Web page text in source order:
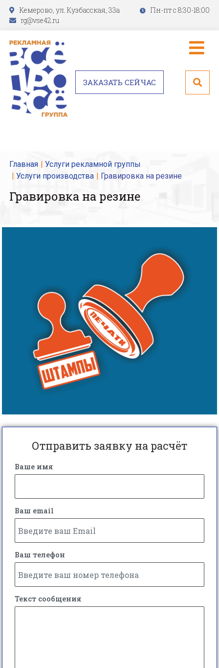
Кемерово, ул. Кузбасская, 33а
Пн-пт с 8:30-18:00
rg@vse42.ru
ЗАКАЗАТЬ СЕЙЧАС
Главная
Услуги рекламной группы
Услуги производства
Гравировка на резине
Гравировка на резине
Отправить заявку на расчёт
Ваше имя
Ваш email
Ваш телефон
Текст сообщения